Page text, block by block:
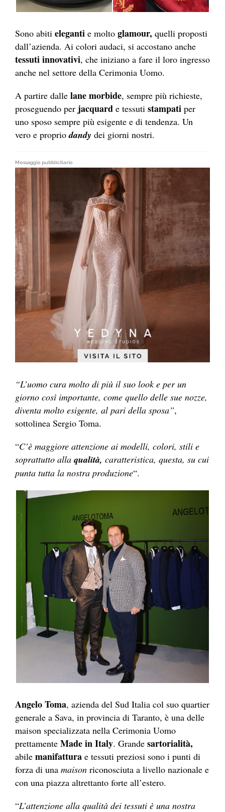
Sono abiti eleganti e molto glamour, quelli proposti
dall’azienda. Ai colori audaci, si accostano anche
tessuti innovativi, che iniziano a fare il loro ingresso
anche nel settore della Cerimonia Uomo.
A partire dalle lane morbide, sempre più richieste,
proseguendo per jacquard e tessuti stampati per
uno sposo sempre più esigente e di tendenza. Un
vero e propriodandy dei giorni nostri.
Messaggio pubblicitario
“L’uomo cura molto di più il suo look e per un
giorno così importante, come quello delle sue nozze,
diventa molto esigente, al pari della sposa”,
sottolinea Sergio Toma.
“C’è maggiore attenzione ai modelli, colori, stili e
soprattutto alla qualità, caratteristica, questa, su cui
punta tutta la nostra produzione“.
Angelo Toma, azienda del Sud Italia col suo quartier
generale a Sava, in provincia di Taranto, è una delle
maison specializzata nella Cerimonia Uomo
prettamente Made in Italy. Grande sartorialità,
abile manifattura e tessuti preziosi sono i punti di
forza di una maison riconosciuta a livello nazionale e
con una piazza altrettanto forte all’estero.
“L’attenzione alla qualità dei tessuti è una nostra